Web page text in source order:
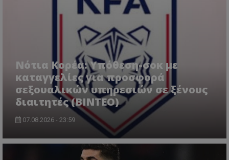
Νότια Κορέα: Υπόθεση-σοκ με
καταγγελίες για προσφορά
σεξουαλικών υπηρεσιών σε ξένους
διαιτητές (BINTEO)
07.08.2026 - 23:59